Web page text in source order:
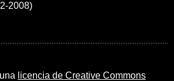
2008)
licencia de Creative Commons